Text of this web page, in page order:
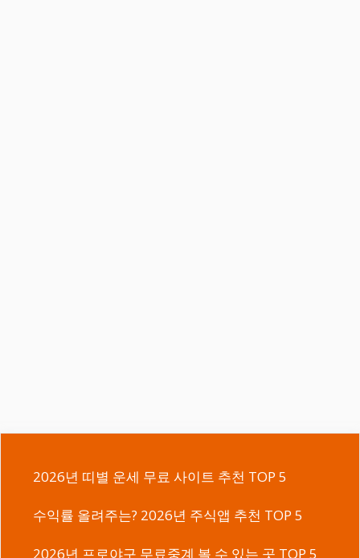
2026년 띠별 운세 무료 사이트 추천 TOP 5
수익률 올려주는? 2026년 주식앱 추천 TOP 5
2026년 프로야구 무료중계 볼 수 있는 곳 TOP 5